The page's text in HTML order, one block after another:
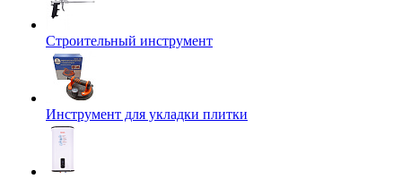
Строительный инструмент
Инструмент для укладки плитки